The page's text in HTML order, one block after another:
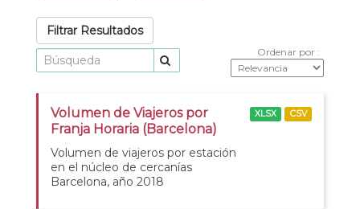
Filtrar Resultados
Ordenar por
Volumen de Viajeros por
Franja Horaria (Barcelona)
Volumen de viajeros por estación
en el núcleo de cercanías
Barcelona, año 2018
XLSX CSV